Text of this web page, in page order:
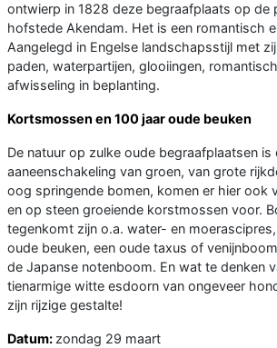
ontwierp in 1828 deze begraafplaats op de
hofstede Akendam. Het is een romantisch
Aangelegd in Engelse landschapsstijl met
paden, waterpartijen, glooiingen,
afwisseling in beplanting.
Kortsmossen en 100 jaar oude beuken
De natuur op zulke oude begraafplaatsen is
aaneenschakeling van groen, van grote
oog springende bomen, komen er hier ook
en op steen groeiende korstmossen voor.
tegenkomt zijn o.a. water- en
oude beuken, een oude taxus of
de Japanse notenboom. En wat te denken
tienarmige witte esdoorn van ongeveer
zijn rijzige gestalte!
Datum: zondag 29 maart